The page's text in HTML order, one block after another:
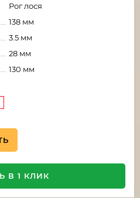
Рог лося
138 мм
3.5 мм
28 мм
130 мм
В 1 КЛИК